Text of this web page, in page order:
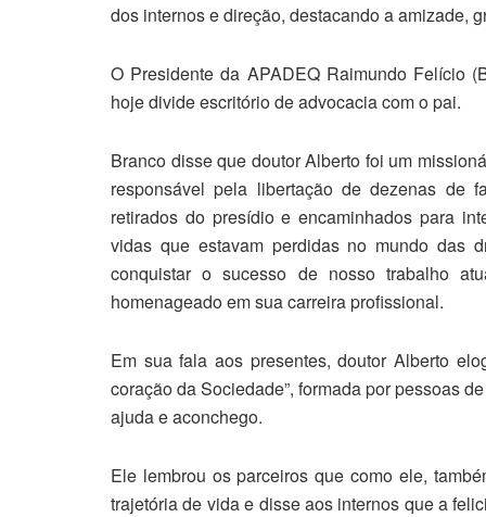
dos internos e direção, destacando a amizade,
O Presidente da APADEQ Raimundo Felício
hoje divide escritório de advocacia com o pai.
Branco disse que doutor Alberto foi um
responsável pela libertação de dezenas de
retirados do presídio e encaminhados para
vidas que estavam perdidas no mundo das
conquistar o sucesso de nosso trabalho
homenageado em sua carreira profissional.
Em sua fala aos presentes, doutor Alberto
coração da Sociedade”, formada por pessoas
ajuda e aconchego.
Ele lembrou os parceiros que como ele,
trajetória de vida e disse aos internos que a